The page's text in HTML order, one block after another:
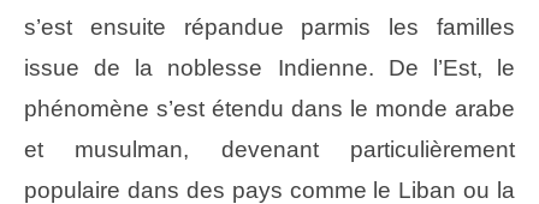
s’est ensuite répandue parmis les familles
issue de la noblesse Indienne. De l’Est, le
phénomène s’est étendu dans le monde arabe
et musulman, devenant particulièrement
populaire dans des pays comme le Liban ou la